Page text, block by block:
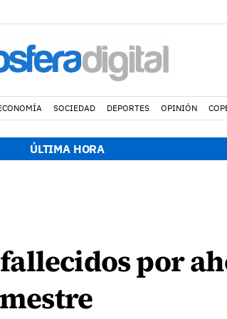
SOCIEDAD DEPORTES OPINIÓN
ÚLTIMA HORA
por